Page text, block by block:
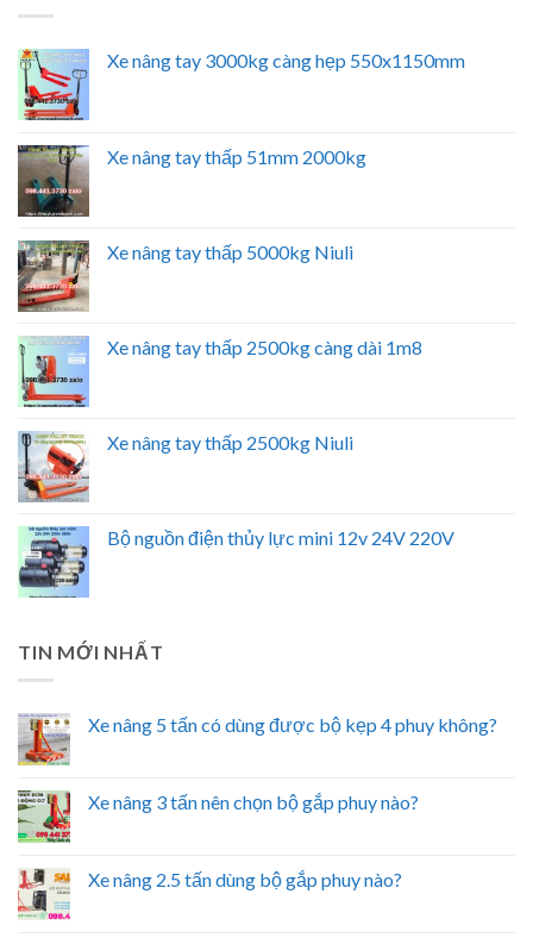
Xe nâng tay 3000kg càng hẹp 550x1150mm
Xe nâng tay thấp 51mm 2000kg
Xe nâng tay thấp 5000kg Niuli
Xe nâng tay thấp 2500kg càng dài 1m8
Xe nâng tay thấp 2500kg Niuli
Bộ nguồn điện thủy lực mini 12v 24V 220V
TIN MỚI NHẤT
Xe nâng 5 tấn có dùng được bộ kẹp 4 phuy không?
Xe nâng 3 tấn nên chọn bộ gắp phuy nào?
Xe nâng 2.5 tấn dùng bộ gắp phuy nào?